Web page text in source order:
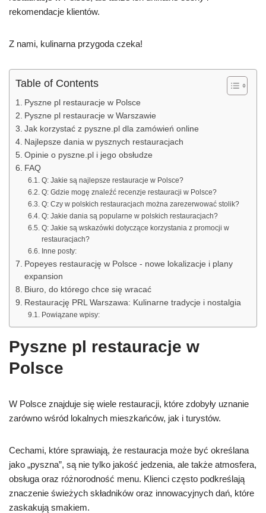
rekomendacje klientów.
Z nami, kulinarna przygoda czeka!
Table of Contents
Pyszne pl restauracje w Polsce
Pyszne pl restauracje w Warszawie
Jak korzystać z pyszne.pl dla zamówień online
Najlepsze dania w pysznych restauracjach
Opinie o pyszne.pl i jego obsłudze
FAQ
Q: Jakie są najlepsze restauracje w Polsce?
Q: Gdzie mogę znaleźć recenzje restauracji w Polsce?
Q: Czy w polskich restauracjach można zarezerwować stolik?
Q: Jakie dania są popularne w polskich restauracjach?
Q: Jakie są wskazówki dotyczące korzystania z promocji w
restauracjach?
Inne posty:
Popeyes restaurację w Polsce - nowe lokalizacje i plany
expansion
Biuro, do którego chce się wracać
Restaurację PRL Warszawa: Kulinarne tradycje i nostalgia
Powiązane wpisy:
Pyszne pl restauracje w
Polsce
W Polsce znajduje się wiele restauracji, które zdobyły uznanie
zarówno wśród lokalnych mieszkańców, jak i turystów.
Cechami, które sprawiają, że restauracja może być określana
jako „pyszna”, są nie tylko jakość jedzenia, ale także atmosfera,
obsługa oraz różnorodność menu. Klienci często podkreślają
znaczenie świeżych składników oraz innowacyjnych dań, które
zaskakują smakiem.